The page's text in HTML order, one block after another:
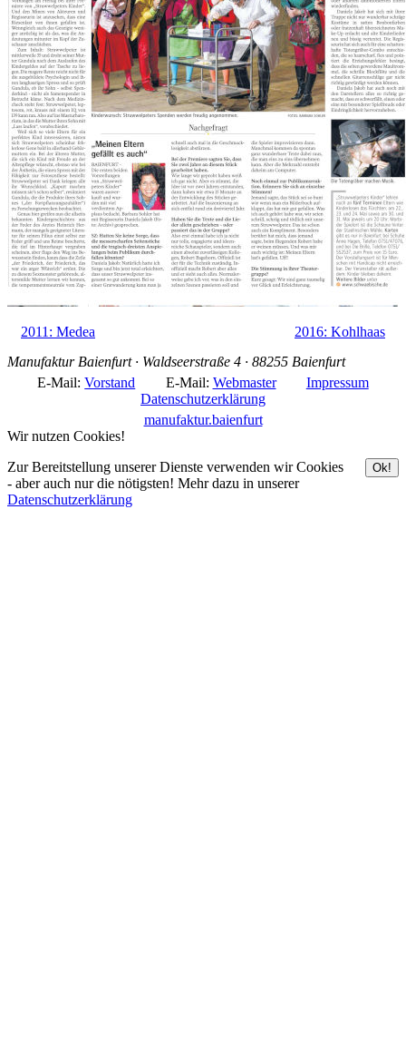
2011: Medea
2016: Kohlhaas
Manufaktur Baienfurt · Waldseerstraße 4 · 88255 Baienfurt
E-Mail:Vorstand E-Mail: Webmaster
Impressum
Datenschutzerklärung
manufaktur.baienfurt
Wir nutzen Cookies!
Zur Bereitstellung unserer Dienste verwenden wir Cookies
- aber auch nur die nötigsten! Mehr dazu in unserer
Datenschutzerklärung
Ok!